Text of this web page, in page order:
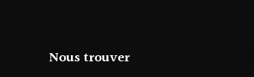
Nous trouver